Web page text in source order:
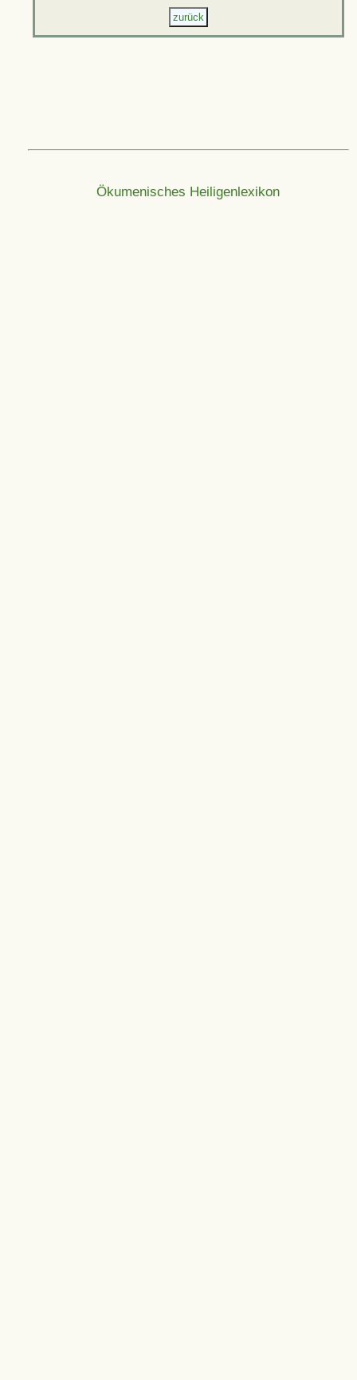
Ökumenisches Heiligenlexikon